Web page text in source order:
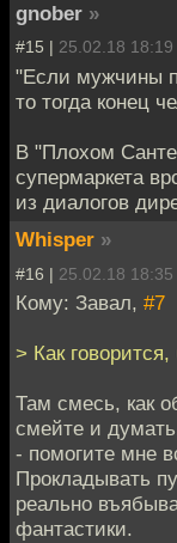
gnober »
#15 | 25.02.18 18:19
"Если мужчины
то тогда конец
В "Плохом
супермаркета
из диалогов
Whisper »
#16 | 25.02.18 18:35
Кому: Завал, #7
> Как
Там смесь, как
смейте и
- помогите мне
Прокладывать
реально
фантастики.